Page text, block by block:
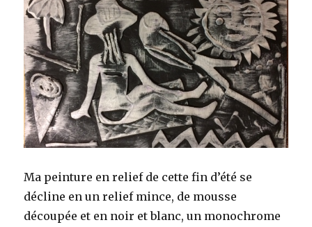
Ma peinture en relief de cette fin d’été se
décline en un relief mince, de mousse
découpée et en noir et blanc, un monochrome